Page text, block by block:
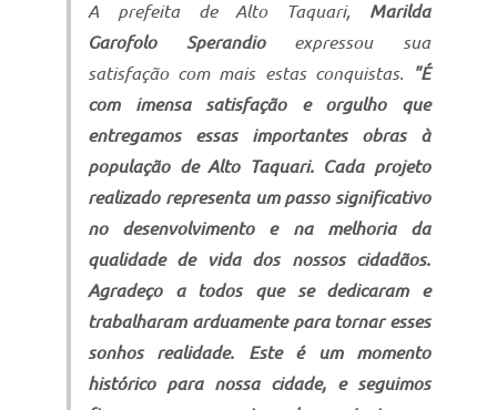
A prefeita de Alto Taquari, Marilda
Garofolo Sperandioexpressou sua
satisfação com mais estas conquistas.
"É
com imensa satisfação e orgulho que
entregamos essas importantes obras à
população de Alto Taquari. Cada projeto
realizado representa um passo significativo
no desenvolvimento e na melhoria da
qualidade de vida dos nossos cidadãos.
Agradeço a todos que se dedicaram e
trabalharam arduamente para tornar esses
sonhos realidade. Este é um momento
histórico para nossa cidade, e seguimos